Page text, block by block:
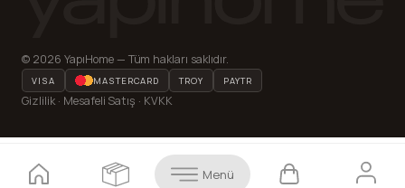
© 2026 YapıHome — Tüm hakları saklıdır.
VISA MASTERCARD TROY PAYTR
Gizlilik · Mesafeli Satış · KVKK
Menü